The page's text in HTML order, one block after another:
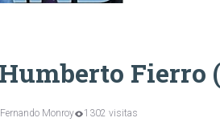
Fierro
Monroy 1302 visitas